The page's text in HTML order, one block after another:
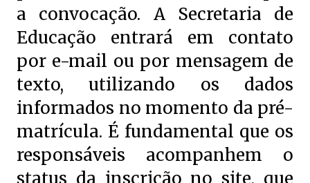
a convocação. A Secretaria de
Educação entrará em contato
por e-mail ou por mensagem de
texto, utilizando os dados
informados no momento da pré-
matrícula. É fundamental que os
responsáveis acompanhem o
status da inscrição no site, que